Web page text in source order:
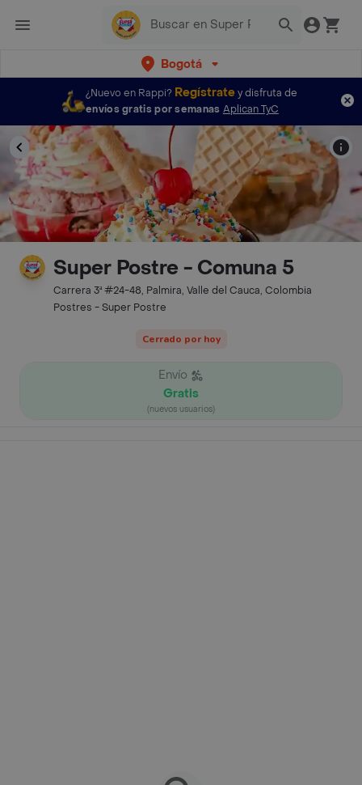
Bogotá
¿Nuevo en Rappi? Regístratey disfruta de
envíos gratis por semanas Aplican TyC
Super Postre - Comuna 5
Carrera 3ª #24-48, Palmira, Valle del Cauca, Colombia
Postres - Super Postre
Cerrado por hoy
Envío
Gratis
(nuevos usuarios)